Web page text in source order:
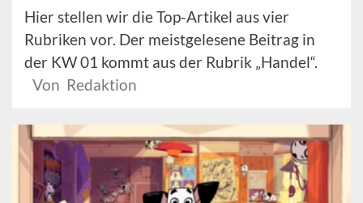
Hier stellen wir die Top-Artikel aus vier
Rubriken vor. Der meistgelesene Beitrag in
der KW 01 kommt aus der Rubrik „Handel“.
Von Redaktion